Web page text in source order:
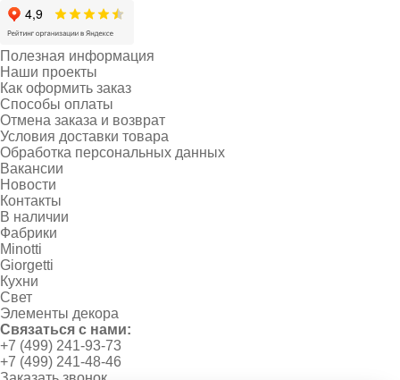
Полезная информация
Наши проекты
Как оформить заказ
Способы оплаты
Отмена заказа и возврат
Условия доставки товара
Обработка персональных данных
Вакансии
Новости
Контакты
В наличии
Фабрики
Minotti
Giorgetti
Кухни
Свет
Элементы декора
Связаться с нами:
+7 (499) 241-93-73
+7 (499) 241-48-46